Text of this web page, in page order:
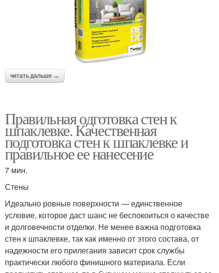
читать дальше →
Правильная одготовка стен к
шпаклевке. Качественная
подготовка стен к шпаклевке и
правильное ее нанесение
7 мин.
Стены
Идеально ровные поверхности — единственное
условие, которое даст шанс не беспокоиться о качестве
и долговечности отделки. Не менее важна подготовка
стен к шпаклевке, так как именно от этого состава, от
надежности его прилегания зависит срок службы
практически любого финишного материала. Если